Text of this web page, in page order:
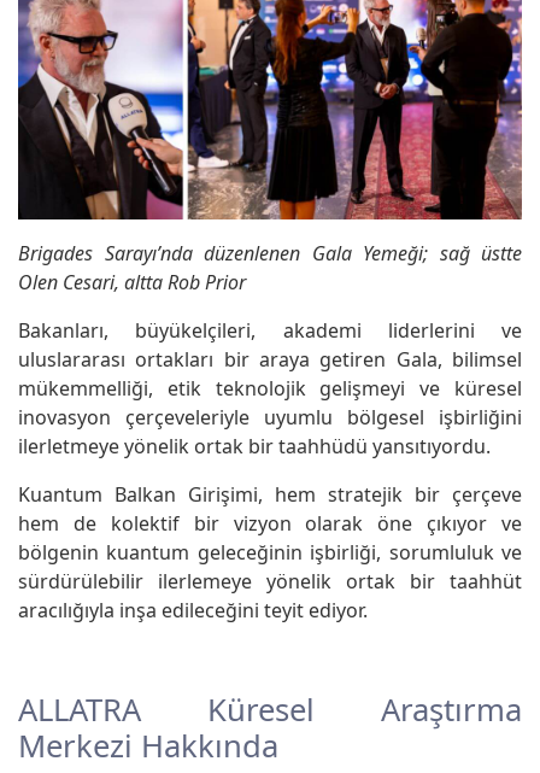
Brigades Sarayı’nda düzenlenen Gala Yemeği; sağ üstte
Olen Cesari, altta Rob Prior
Bakanları, büyükelçileri, akademi liderlerini ve
uluslararası ortakları bir araya getiren Gala, bilimsel
mükemmelliği, etik teknolojik gelişmeyi ve küresel
inovasyon çerçeveleriyle uyumlu bölgesel işbirliğini
ilerletmeye yönelik ortak bir taahhüdü yansıtıyordu.
Kuantum Balkan Girişimi, hem stratejik bir çerçeve
hem de kolektif bir vizyon olarak öne çıkıyor ve
bölgenin kuantum geleceğinin işbirliği, sorumluluk ve
sürdürülebilir ilerlemeye yönelik ortak bir taahhüt
aracılığıyla inşa edileceğini teyit ediyor.
ALLATRA Küresel Araştırma
Merkezi Hakkında